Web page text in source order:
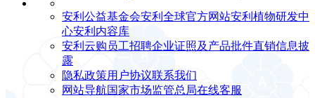
安利公益基金会安利全球官方网站安利植物研发中
心安利内容库
安利云购 员工招聘企业证照及产品批件直销信息披
露
隐私政策用户协议联系我们
网站导航国家市场监管总局在线客服